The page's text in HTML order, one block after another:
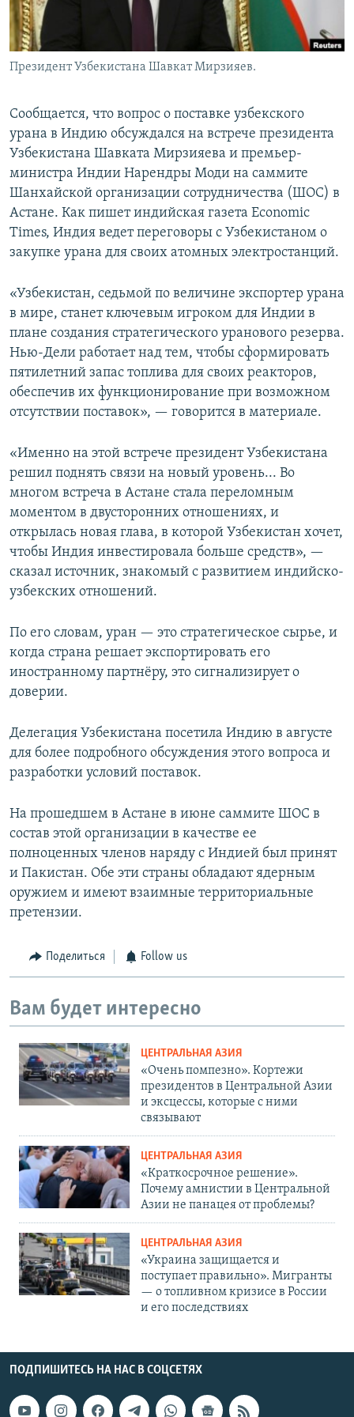
Президент Узбекистана Шавкат Мирзияев.
Сообщается, что вопрос о поставке узбекского
урана в Индию обсуждался на встрече президента
Узбекистана Шавката Мирзияева и премьер-
министра Индии Нарендры Моди на саммите
Шанхайской организации сотрудничества (ШОС) в
Астане. Как пишет индийская газета Economic
Times, Индия ведет переговоры с Узбекистаном о
закупке урана для своих атомных электростанций.
«Узбекистан, седьмой по величине экспортер урана
в мире, станет ключевым игроком для Индии в
плане создания стратегического уранового резерва.
Нью-Дели работает над тем, чтобы сформировать
пятилетний запас топлива для своих реакторов,
обеспечив их функционирование при возможном
отсутствии поставок», — говорится в материале.
«Именно на этой встрече президент Узбекистана
решил поднять связи на новый уровень... Во
многом встреча в Астане стала переломным
моментом в двусторонних отношениях, и
открылась новая глава, в которой Узбекистан хочет,
чтобы Индия инвестировала больше средств», —
сказал источник, знакомый с развитием индийско-
узбекских отношений.
По его словам, уран — это стратегическое сырье, и
когда страна решает экспортировать его
иностранному партнёру, это сигнализирует о
доверии.
Делегация Узбекистана посетила Индию в августе
для более подробного обсуждения этого вопроса и
разработки условий поставок.
На прошедшем в Астане в июне саммите ШОС в
состав этой организации в качестве ее
полноценных членов наряду с Индией был принят
и Пакистан. Обе эти страны обладают ядерным
оружием и имеют взаимные территориальные
претензии.
Поделиться Follow us
Вам будет интересно
ЦЕНТРАЛЬНАЯ АЗИЯ
«Очень помпезно». Кортежи
президентов в Центральной Азии
и эксцессы, которые с ними
связывают
ЦЕНТРАЛЬНАЯ АЗИЯ
«Краткосрочное решение».
Почему амнистии в Центральной
Азии не панацея от проблемы?
ЦЕНТРАЛЬНАЯ АЗИЯ
«Украина защищается и
поступает правильно». Мигранты
— о топливном кризисе в России
и его последствиях
ПОДПИШИТЕСЬ НА НАС В СОЦСЕТЯХ